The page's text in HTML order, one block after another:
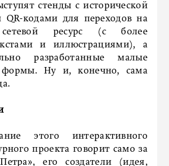
стенды с исторической
кодами для переходов на
сетевой ресурс (с более
и иллюстрациями), а
разработанные малые
формы. Ну и, конечно, сама
этого интерактивного
проекта говорит само за
его создатели (идея,